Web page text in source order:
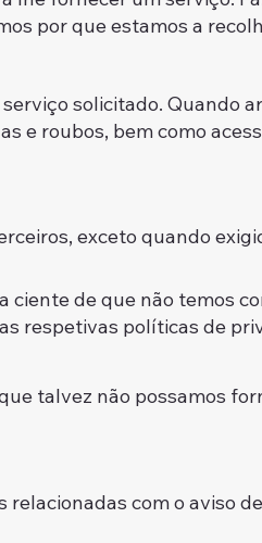
por que estamos a
solicitado. Quando
e roubos, bem como
exceto quando
ciente de que não temos
respetivas políticas de
talvez não possamos
com o aviso